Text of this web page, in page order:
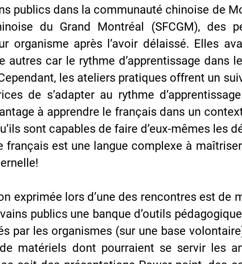
publics dans la communauté chinoise de
du Grand Montréal (SFCGM), des
organisme après l’avoir délaissé. Elles
autres car le rythme d’apprentissage dans
les ateliers pratiques offrent un
de s’adapter au rythme
à apprendre le français dans un
sont capables de faire d’eux-mêmes les
français est une langue complexe à
exprimée lors d’une des rencontres est
publics une banque d’outils
par les organismes (sur une base
de matériels dont pourraient se servir les